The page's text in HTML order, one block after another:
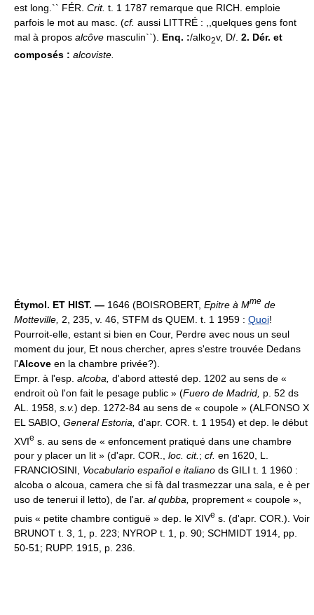
est long.`` FÉR. Crit. t. 1 1787 remarque que RICH. emploie
parfois le mot au masc. (cf. aussi LITTRÉ : ,,quelques gens font
mal à propos alcôve masculin``). Enq. :/alko2v, D/. 2. Dér. et
composés : alcoviste.
Étymol. ET HIST. — 1646 (BOISROBERT, Epitre à Mme de
Motteville, 2, 235, v. 46, STFM ds QUEM. t. 1 1959 : Quoi!
Pourroit-elle, estant si bien en Cour, Perdre avec nous un seul
moment du jour, Et nous chercher, apres s'estre trouvée Dedans
l'Alcove en la chambre privée?).
Empr. à l'esp. alcoba, d'abord attesté dep. 1202 au sens de «
endroit où l'on fait le pesage public » (Fuero de Madrid, p. 52 ds
AL. 1958, s.v.) dep. 1272-84 au sens de « coupole » (ALFONSO X
EL SABIO, General Estoria, d'apr. COR. t. 1 1954) et dep. le début
XVIe s. au sens de « enfoncement pratiqué dans une chambre
pour y placer un lit » (d'apr. COR., loc. cit.; cf. en 1620, L.
FRANCIOSINI, Vocabulario español e italiano ds GILI t. 1 1960 :
alcoba o alcoua, camera che si fà dal trasmezzar una sala, e è per
uso de tenerui il letto), de l'ar. al qubba, proprement « coupole »,
puis « petite chambre contiguë » dep. le XIVe s. (d'apr. COR.). Voir
BRUNOT t. 3, 1, p. 223; NYROP t. 1, p. 90; SCHMIDT 1914, pp.
50-51; RUPP. 1915, p. 236.